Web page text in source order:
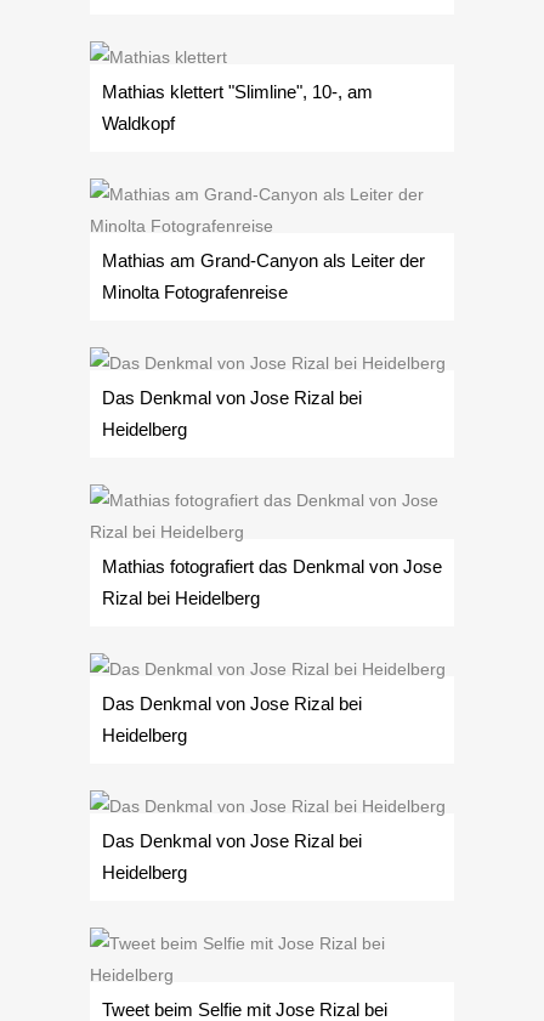
Mathias klettert "Slimline", 10-, am
Waldkopf
Mathias am Grand-Canyon als Leiter der
Minolta Fotografenreise
Das Denkmal von Jose Rizal bei
Heidelberg
Mathias fotografiert das Denkmal von Jose
Rizal bei Heidelberg
Das Denkmal von Jose Rizal bei
Heidelberg
Das Denkmal von Jose Rizal bei
Heidelberg
Tweet beim Selfie mit Jose Rizal bei